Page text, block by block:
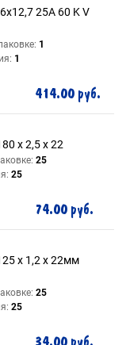
25A 60 K V
1
1
414.00 руб.
х 2,5 х 22
25
25
74.00 руб.
х 1,2 х 22мм
25
25